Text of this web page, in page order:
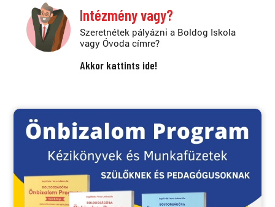
Intézmény vagy?
Szeretnétek pályázni a Boldog Iskola
vagy Óvoda címre?
Akkor kattints ide!